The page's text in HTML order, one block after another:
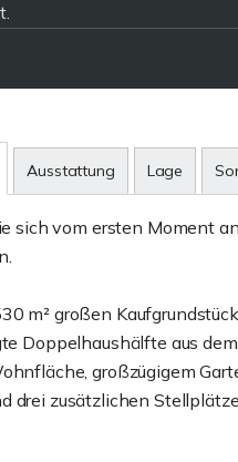
Ausstattung Lage
sich vom ersten Moment
m² großen
Doppelhaushälfte aus
großzügigem
drei zusätzlichen